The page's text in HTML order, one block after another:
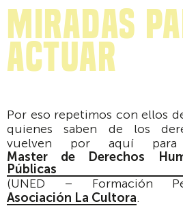
miradas
actuar
Por eso repetimos con ellos
quienes saben de los
vuelven por aquí
Master de Derechos
Públicas
(UNED – Formación
Asociación La Cultora.